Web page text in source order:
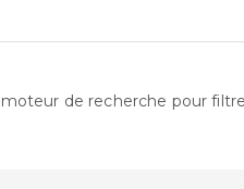
de recherche pour